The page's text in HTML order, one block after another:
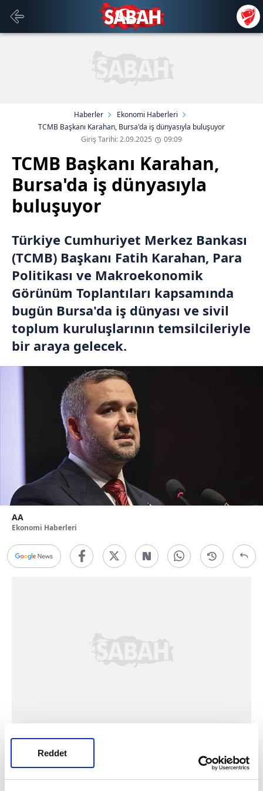
Reddet
Haberler
Ekonomi Haberleri
TCMB Başkanı Karahan, Bursa'da iş dünyasıyla buluşuyor
Giriş Tarihi: 2.09.2025
09:09
TCMB Başkanı Karahan,
Bursa'da iş dünyasıyla
buluşuyor
Türkiye Cumhuriyet Merkez Bankası
(TCMB) Başkanı Fatih Karahan, Para
Politikası ve Makroekonomik
Görünüm Toplantıları kapsamında
bugün Bursa'da iş dünyası ve sivil
toplum kuruluşlarının temsilcileriyle
bir araya gelecek.
AA
Ekonomi Haberleri
Bu yıl başlattığı Para Politikası ve
Makroekonomik Görünüm Toplantıları
kapsamında daha önce Eskişehir, Uşak,